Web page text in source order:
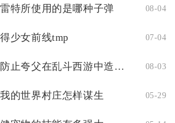
特所使用的是哪种子弹 08-04
少女前线tmp 07-04
如何有效地防止夸父在乱斗西游中造成威胁 08-03
的世界村庄怎样谋生 05-29